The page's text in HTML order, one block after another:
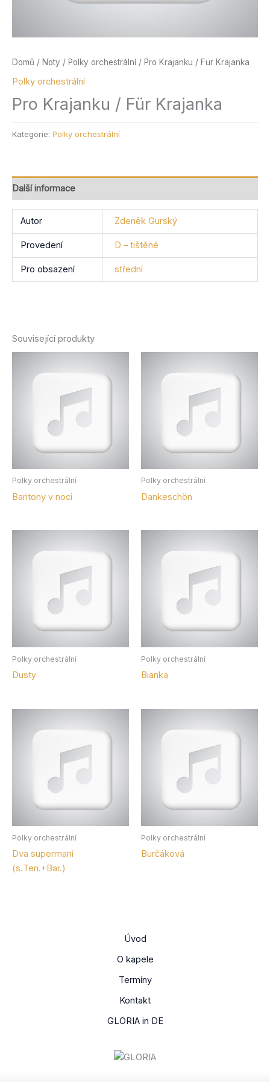
Domů / Noty / Polky orchestrální / Pro Krajanku / Für Krajanka
Polky orchestrální
Pro Krajanku / Für Krajanka
Kategorie: Polky orchestrální
Další informace
Autor Zdeněk Gurský
Provedení D – tištěné
Pro obsazení střední
Související produkty
Polky orchestrální
Baritony v noci
Polky orchestrální
Dankeschön
Polky orchestrální
Dusty
Polky orchestrální
Bianka
Polky orchestrální
Dva supermani
(s.Ten.+Bar.)
Polky orchestrální
Burčáková
Úvod
O kapele
Termíny
Kontakt
GLORIA in DE